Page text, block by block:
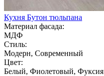
Кухня Бутон тюльпана
Материал фасада:
МДФ
Стиль:
Модерн, Современный
Цвет:
Белый, Фиолетовый, Фуксия